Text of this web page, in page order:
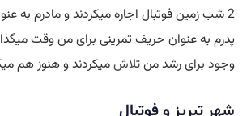
2 شب زمین فوتبال اجاره میکردند و مادرم به
پدرم به عنوان حریف تمرینی برای من وقت
وجود برای رشد منتلاشمیکردند و هنوز هم
شهر تبریز و فوتبال